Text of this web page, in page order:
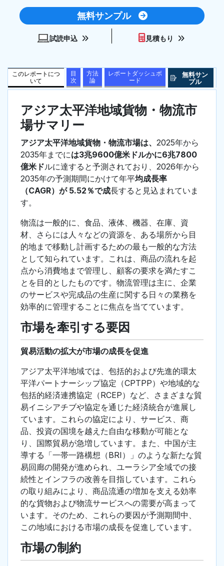
無料サンプル
試読申込 見積もり
このレポートにつ
いて
目
次
方法
論
レポートダッシュボ
ード
無料サン
プル
アジア太平洋地域貨物・物流市
場サマリー
アジア太平洋地域貨物・物流市場は、 2025年から
2035年までには3兆9600億米ドルかに6兆7800
億米ドルに達すると予測されており、2026年から
2035年の予測期間にかけて年平均成長率
（CAGR）が 5.52％で成長すると見込まれていま
す。
物流は一般的に、食品、液体、機器、在庫、資
材、さらには人々などの資源を、ある場所から目
的地まで移動し計画するための最も一般的な方法
として知られています。これは、商品の流れを起
点から消費地まで管理し、顧客の要求を満たすこ
とを目的としたものです。物流管理は主に、企業
のサービスや完成品の生産に関する日々の業務を
効率的に管理することに焦点を当てています。
市場を牽引する要因
貿易活動の拡大が市場の成長を促進
アジア太平洋地域では、包括的および先進的環太
平洋パートナーシップ協定（CPTPP）や地域的な
包括的経済連携協定（RCEP）など、さまざまな貿
易イニシアチブや協定を通じた経済統合が進展し
ています。これらの協定により、サービス、商
品、投資の国境を越えた自由な移動が可能とな
り、国際貿易が急増しています。また、中国が主
導する「一帯一路構想（BRI）」のような新たな貿
易回廊の開発が進められ、ユーラシア全域での接
続性とインフラの改善を目指しています。これら
の取り組みにより、商品流通の増加を支える効率
的な貨物および物流サービスへの需要が高まって
います。そのため、これらの要因が予測期間中、
この地域における市場の成長を促進しています。
市場の制約